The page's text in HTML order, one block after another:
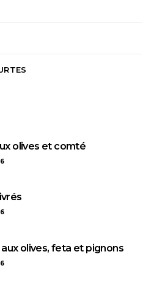
olives et comté
olives, feta et pignons